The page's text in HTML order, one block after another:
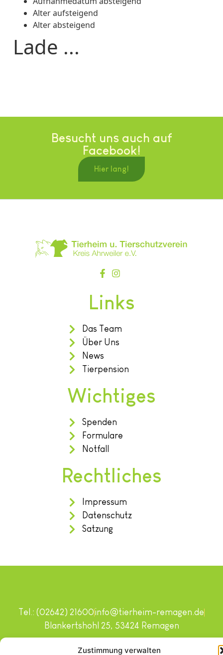
Zustimmung verwalten
Alter aufsteigend
Alter absteigend
Lade ...
Besucht uns auch auf
Facebook!
Hier lang!
Links
Das Team
Über Uns
News
Tierpension
Wichtiges
Spenden
Formulare
Notfall
Rechtliches
Impressum
Datenschutz
Satzung
Copyright © 2024. Alle Rechte vorbehalten.
Tel.: (02642) 21600info@tierheim-remagen.de
Blankertshohl 25, 53424 Remagen